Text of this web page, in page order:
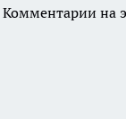
Комментарии на